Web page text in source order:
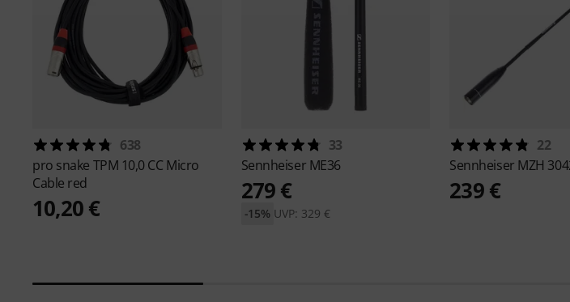
638
pro snake TPM 10,0 CC Micro
Cable red
10,20 €
33
Sennheiser ME36
279 €
UVP: 329 €
-15%
22
Sennheiser MZH
239 €